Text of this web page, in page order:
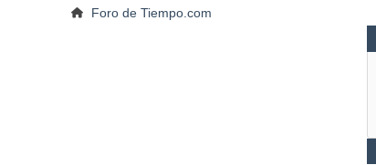
Foro de Tiempo.com